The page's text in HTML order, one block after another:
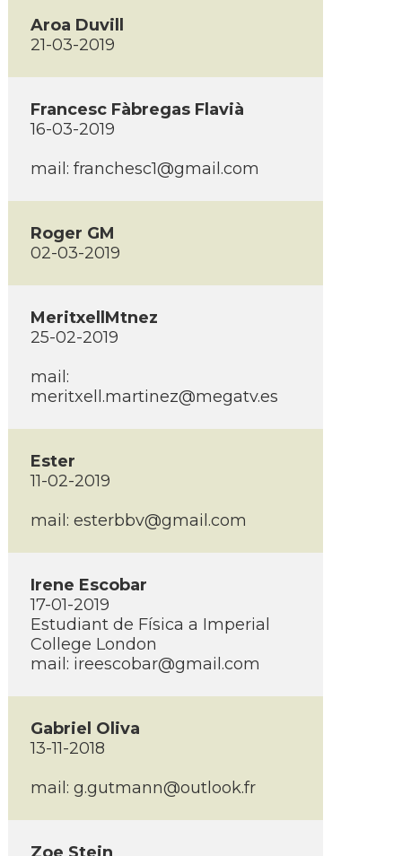
Aroa Duvill
21-03-2019
Francesc Fàbregas Flavià
16-03-2019
mail: franchesc1@gmail.com
Roger GM
02-03-2019
MeritxellMtnez
25-02-2019
mail:
meritxell.martinez@megatv.es
Ester
11-02-2019
mail: esterbbv@gmail.com
Irene Escobar
17-01-2019
Estudiant de Fí­sica a Imperial
College London
mail: ireescobar@gmail.com
Gabriel Oliva
13-11-2018
mail: g.gutmann@outlook.fr